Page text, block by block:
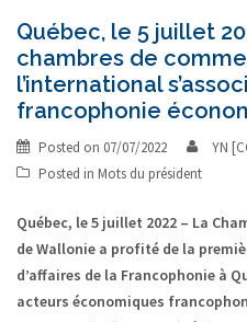
Québec, le 5 juillet
chambres de
l’international
francophonie
Posted on 07/07/2022
YN
Posted in Mots du président
Québec, le 5 juillet 2022 – La
de Wallonie a profité de la
d’affaires de la Francophonie à
acteurs économiques